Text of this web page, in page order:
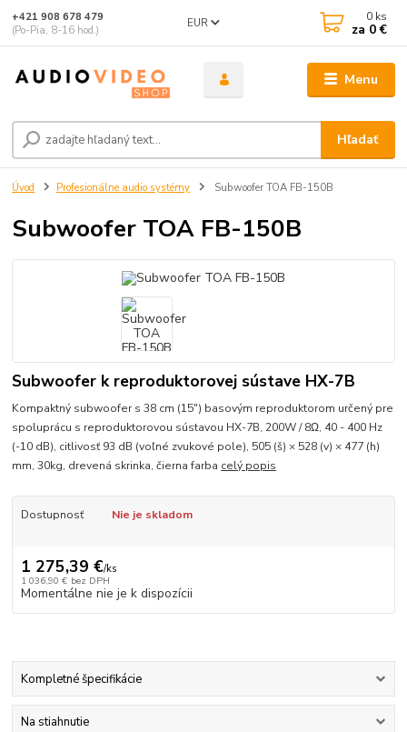
Menu
EUR
Hľadať
+421 908 678 479
(Po-Pia, 8-16 hod.)
0 ks
za 0 €
Úvod Profesionálne audio systémy Subwoofer TOA FB-150B
Subwoofer TOA FB-150B
Subwoofer k reproduktorovej sústave HX-7B
Kompaktný subwoofer s 38 cm (15") basovým reproduktorom určený pre
spoluprácu s reproduktorovou sústavou HX-7B, 200W / 8Ω, 40 - 400 Hz
(-10 dB), citlivosť 93 dB (voľné zvukové pole), 505 (š) × 528 (v) × 477 (h)
mm, 30kg, drevená skrinka, čierna farba celý popis
Dostupnosť Nie je skladom
1 275,39 €/ks
1 036,90 € bez DPH
Momentálne nie je k dispozícii
Kompletné špecifikácie
Na stiahnutie